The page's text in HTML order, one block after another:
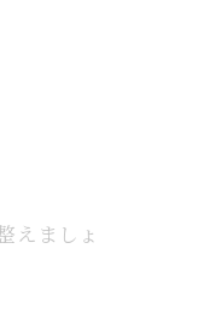
えましょ